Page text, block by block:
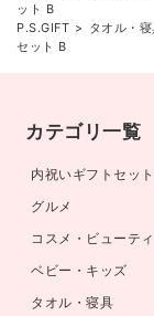
ット B
P.S.GIFT
タオル・寝
セット B
カテゴリ一覧
内祝いギフトセット
グルメ
コスメ・ビューテ
ベビー・キッズ
タオル・寝具